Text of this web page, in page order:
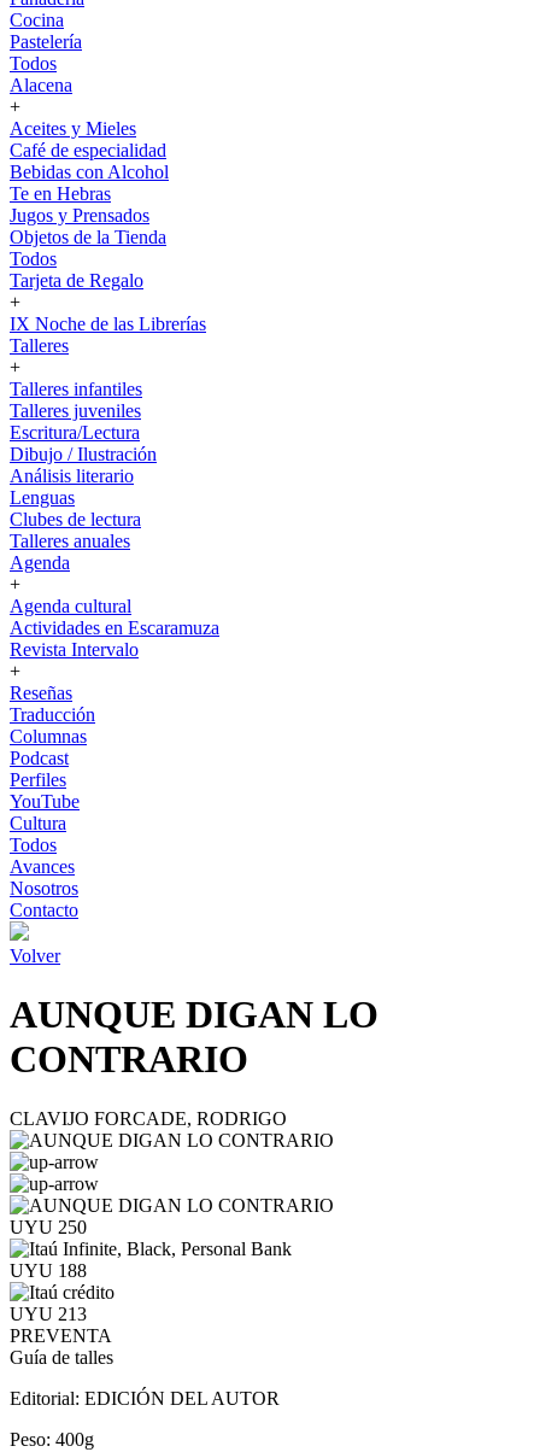
Cocina
Pastelería
Todos
Alacena
+
Aceites y Mieles
Café de especialidad
Bebidas con Alcohol
Te en Hebras
Jugos y Prensados
Objetos de la Tienda
Todos
Tarjeta de Regalo
+
IX Noche de las Librerías
Talleres
+
Talleres infantiles
Talleres juveniles
Escritura/Lectura
Dibujo / Ilustración
Análisis literario
Lenguas
Clubes de lectura
Talleres anuales
Agenda
+
Agenda cultural
Actividades en Escaramuza
Revista Intervalo
+
Reseñas
Traducción
Columnas
Podcast
Perfiles
YouTube
Cultura
Todos
Avances
Nosotros
Contacto
Volver
AUNQUE DIGAN LO
CONTRARIO
CLAVIJO FORCADE, RODRIGO
UYU 250
UYU 188
UYU 213
PREVENTA
Guía de talles
Editorial: EDICIÓN DEL AUTOR
Peso: 400g